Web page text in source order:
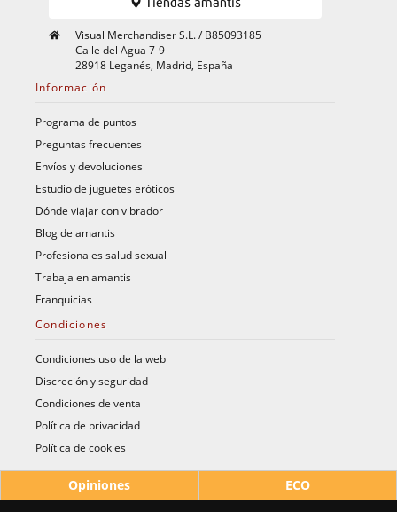
Tiendas amantis
Visual Merchandiser S.L. / B85093185
Calle del Agua 7-9
28918 Leganés, Madrid, España
Información
Programa de puntos
Preguntas frecuentes
Envíos y devoluciones
Estudio de juguetes eróticos
Dónde viajar con vibrador
Blog de amantis
Profesionales salud sexual
Trabaja en amantis
Franquicias
Condiciones
Condiciones uso de la web
Discreción y seguridad
Condiciones de venta
Política de privacidad
Política de cookies
Opiniones ECO